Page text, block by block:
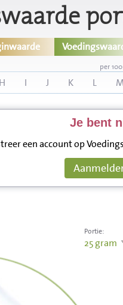
per
H I J K L
Je bent
een account op
Portie:
25gram